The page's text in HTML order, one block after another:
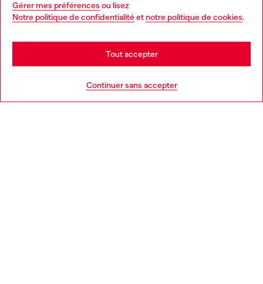
Gérer mes préférences ou lisez
Notre politique de confidentialitéet notre politique de cookies.
Continuer sans accepter
Tout accepter
En savoir plus
You are currently browsing France website, but it seems you
may be based in United States